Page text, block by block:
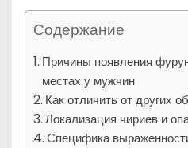
Содержание
Причины появления
местах у мужчин
Как отличить от других
Локализация чириев и
Специфика